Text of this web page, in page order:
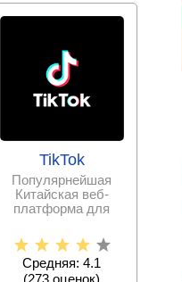
TikTok
Популярнейшая
Китайская веб-
платформа для
публикации
коротких
видеороликов
Средняя: 4.1
(273 оценок)